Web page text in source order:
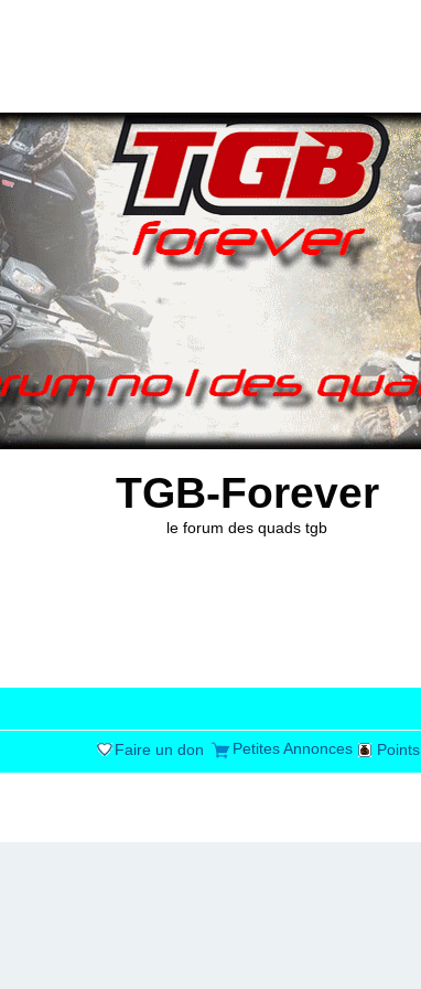
TGB-Forever
le forum des quads tgb
Faire un don Petites Annonces Points